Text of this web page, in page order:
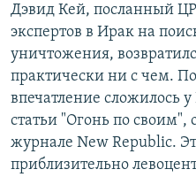
поиску
СЕВЕР.РЕАЛИИ
СИБИРЬ.РЕАЛИИ
РАСПИСАНИЕ ВЕЩАНИЯ
ПОДПИШИТЕСЬ НА
СОЦИАЛЬНЫЕ СЕТИ
Дэвид Кей, посланный
экспертов в Ирак на
уничтожения,
практически ни с чем.
впечатление сложилось
статьи "Огонь по своим",
журнале New Republic.
приблизительно